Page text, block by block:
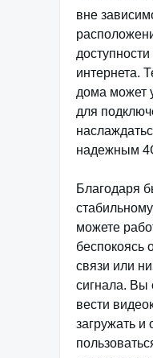
вне
интернета.
дома может
для
надежным
Благодаря
можете
беспокоясь
связи или
сигнала. Вы
вести
загружать